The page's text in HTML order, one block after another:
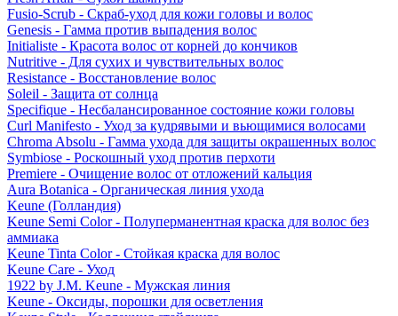
Fusio-Scrub - Скраб-уход для кожи головы и волос
Genesis - Гамма против выпадения волос
Initialiste - Красота волос от корней до кончиков
Nutritive - Для сухих и чувствительных волос
Resistance - Восстановление волос
Soleil - Защита от солнца
Specifique - Несбалансированное состояние кожи головы
Curl Manifesto - Уход за кудрявыми и вьющимися волосами
Chroma Absolu - Гамма ухода для защиты окрашенных волос
Symbiose - Роскошный уход против перхоти
Premiere - Очищение волос от отложений кальция
Aura Botanica - Органическая линия ухода
Keune (Голландия)
Keune Semi Color - Полуперманентная краска для волос без
аммиака
Keune Tinta Color - Стойкая краска для волос
Keune Care - Уход
1922 by J.M. Keune - Мужская линия
Keune - Оксиды, порошки для осветления